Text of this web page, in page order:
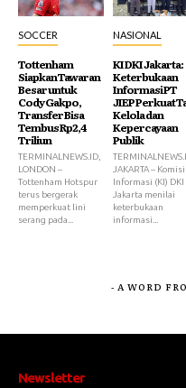
SOCCER
Tottenham
Siapkan Tawaran
Besar untuk
Cody Gakpo,
Transfer Bisa
Tembus Rp2,4
Triliun
TERMINALNEWS.ID,
LONDON –
Tottenham Hotspur
terus bergerak
memperkuat lini
serang pada...
NASIONAL
KI DKI Jakarta:
Keterbukaan
Informasi PT
JIEP Perkuat
Kelola dan
Kepercayaan
Publik
JAKARTA – Komisi
Informasi (KI) DKI
Jakarta menilai
keterbukaan
informasi...
- A WORD
Newsletter